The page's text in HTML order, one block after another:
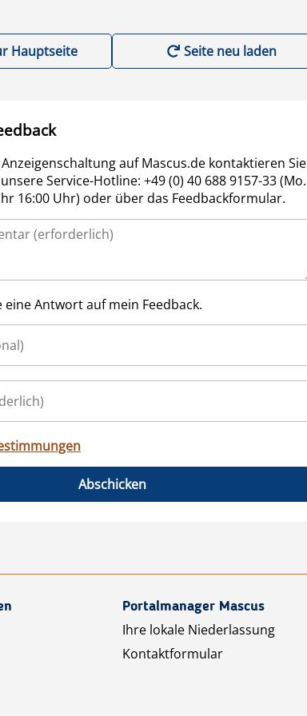
Hauptseite Seite neu laden
auf Mascus.de kontaktieren Sie
Service-Hotline: +49 (0) 40 688 9157-33 (Mo.
16:00 Uhr) oder über das Feedbackformular.
eine Antwort auf mein Feedback.
Abschicken
Portalmanager Mascus
Ihre lokale Niederlassung
Kontaktformular